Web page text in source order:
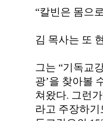
“칼빈은 몸으
김 목사는 또
그는 “기독교
광’을 찾아볼
쳐왔다. 그런
라고 주장하